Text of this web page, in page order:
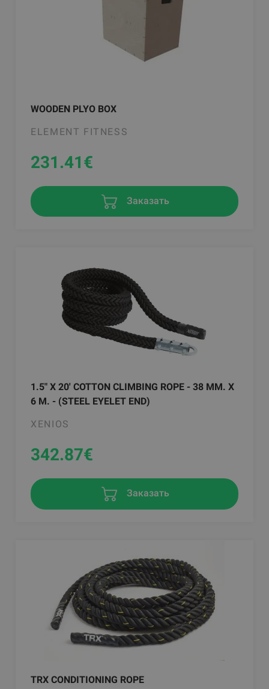
WOODEN PLYO BOX
ELEMENT FITNESS
231.41€
Заказать
1.5" X 20' COTTON CLIMBING ROPE - 38 MM. X
6 M. - (STEEL EYELET END)
XENIOS
342.87€
Заказать
TRX CONDITIONING ROPE